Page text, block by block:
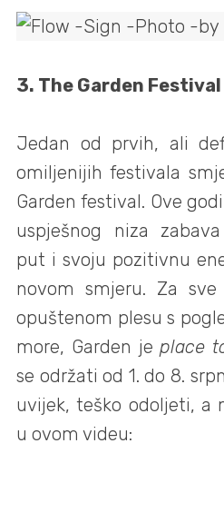
3. The Garden Festival
Jedan od prvih, ali
omiljenijih festivala
Garden festival. Ove
uspješnog niza
put i svoju pozitivnu
novom smjeru. Za
opuštenom plesu s
more, Garden jeplace
se održati od 1. do 8.
uvijek, teško odoljeti, a
u ovom videu: